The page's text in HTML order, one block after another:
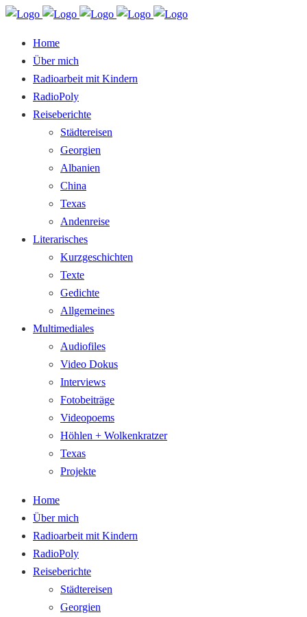
Home
Über mich
Radioarbeit mit Kindern
RadioPoly
Reiseberichte
Städtereisen
Georgien
Albanien
China
Texas
Andenreise
Literarisches
Kurzgeschichten
Texte
Gedichte
Allgemeines
Multimediales
Audiofiles
Video Dokus
Interviews
Fotobeiträge
Videopoems
Höhlen + Wolkenkratzer
Texas
Projekte
Home
Über mich
Radioarbeit mit Kindern
RadioPoly
Reiseberichte
Städtereisen
Georgien